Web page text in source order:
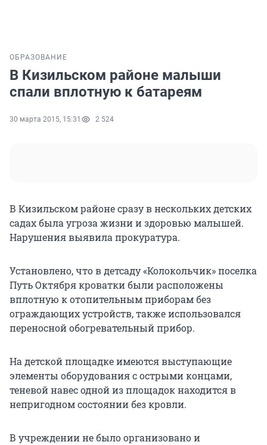
ОБРАЗОВАНИЕ
В Кизильском районе малыши
спали вплотную к батареям
30 марта 2015, 15:31 2 524
В Кизильском районе сразу в нескольких детских
садах была угроза жизни и здоровью малышей.
Нарушения выявила прокуратура.
Установлено, что в детсаду «Колокольчик» поселка
Путь Октября кроватки были расположены
вплотную к отопительным приборам без
ограждающих устройств, также использовался
переносной обогревательный прибор.
На детской площадке имеются выступающие
элементы оборудования с острыми концами,
теневой навес одной из площадок находится в
непригодном состоянии без кровли.
В учреждении не было организовано и